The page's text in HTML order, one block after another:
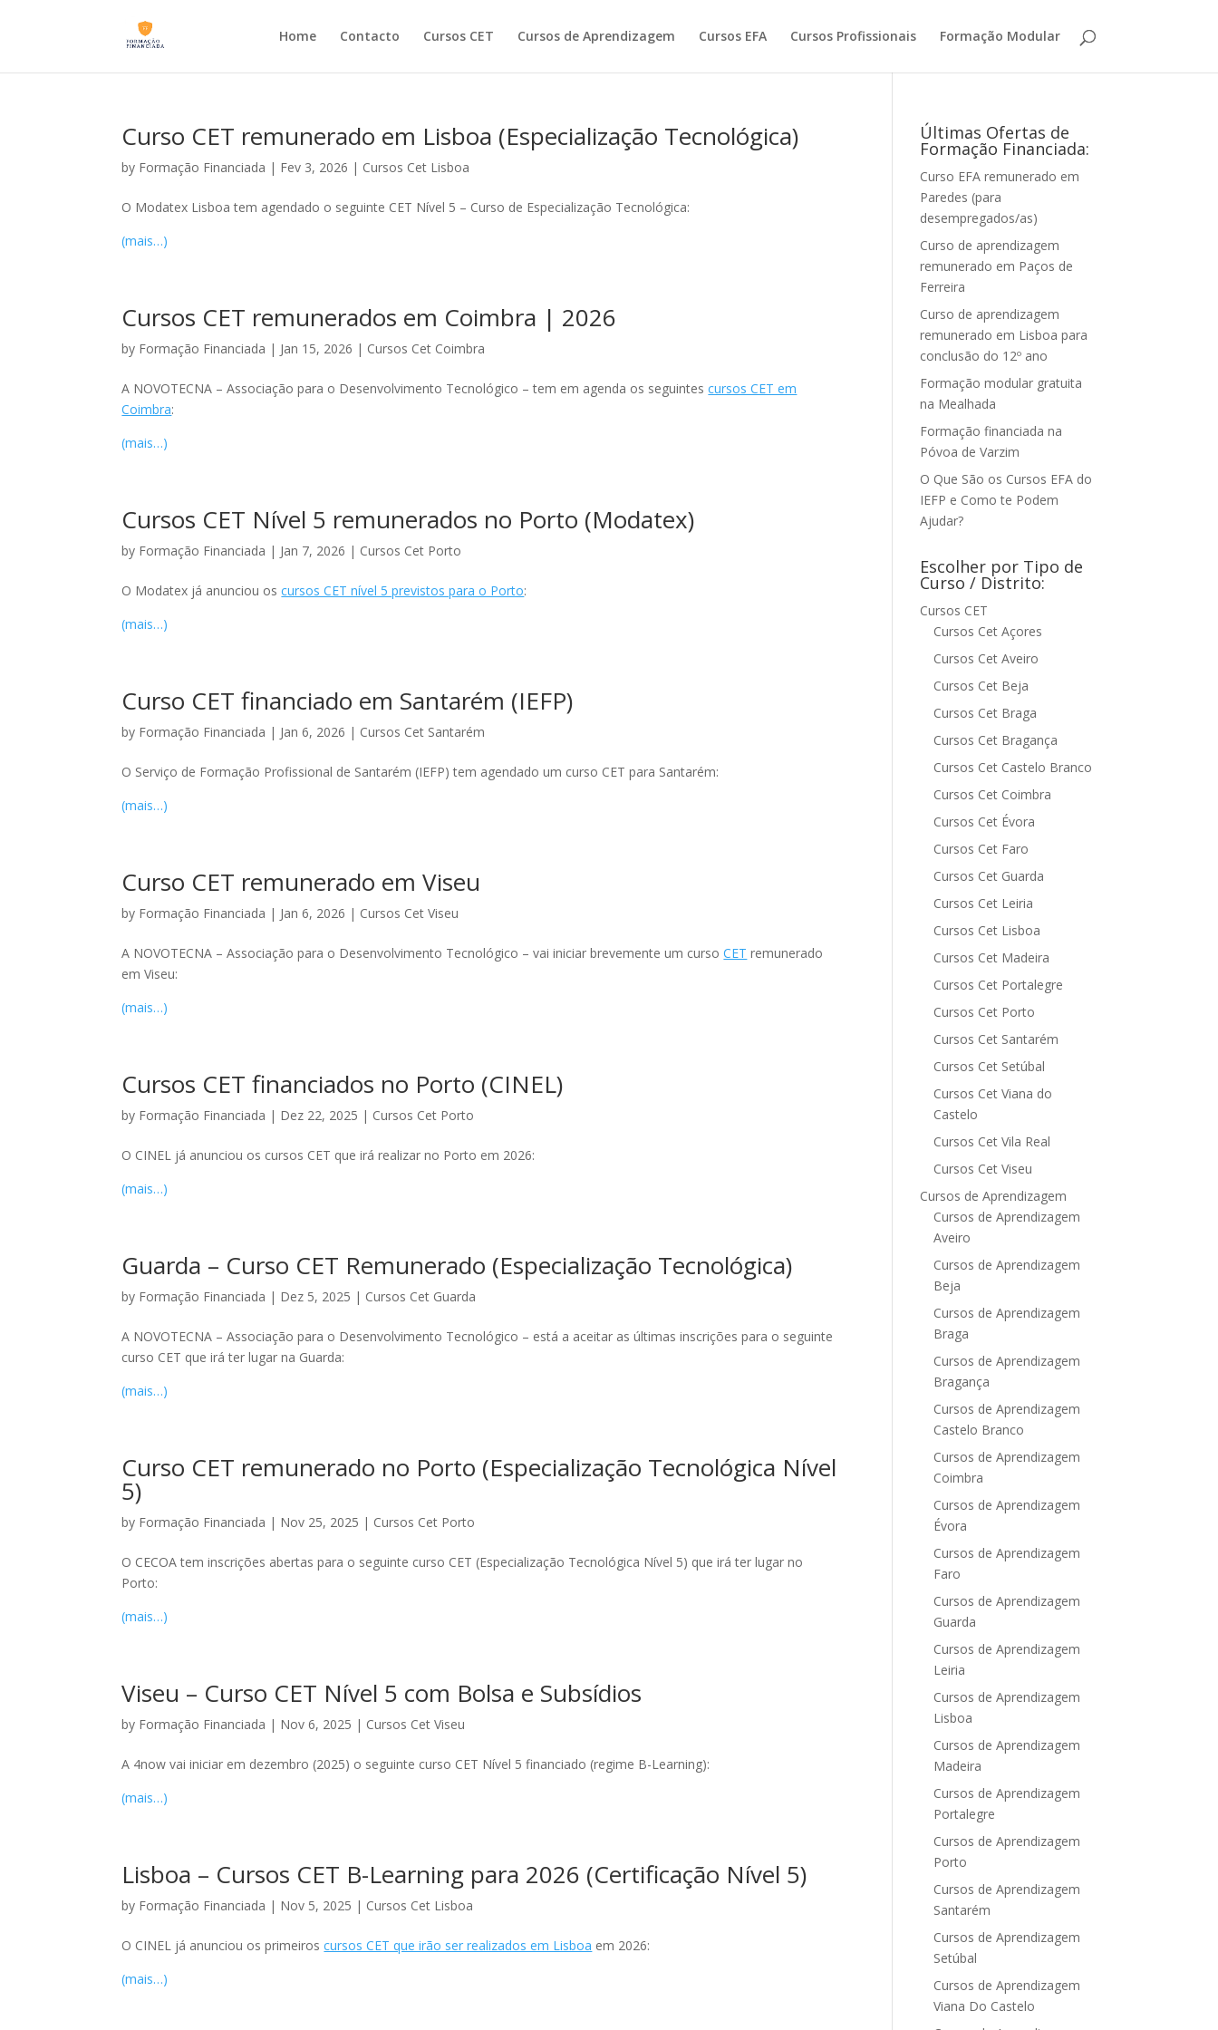
Home Contacto Cursos CET Cursos de Aprendizagem Cursos EFA Cursos Profissionais Formação Modular
Curso CET remunerado em Lisboa (Especialização Tecnológica)
by Formação Financiada | Fev 3, 2026 | Cursos Cet Lisboa
O Modatex Lisboa tem agendado o seguinte CET Nível 5 – Curso de Especialização Tecnológica:
(mais…)
Cursos CET remunerados em Coimbra | 2026
by Formação Financiada | Jan 15, 2026 | Cursos Cet Coimbra
A NOVOTECNA – Associação para o Desenvolvimento Tecnológico – tem em agenda os seguintescursos CET em
Coimbra:
(mais…)
Cursos CET Nível 5 remunerados no Porto (Modatex)
by Formação Financiada | Jan 7, 2026 | Cursos Cet Porto
O Modatex já anunciou oscursos CET nível 5 previstos para o Porto:
(mais…)
Curso CET financiado em Santarém (IEFP)
by Formação Financiada | Jan 6, 2026 | Cursos Cet Santarém
O Serviço de Formação Profissional de Santarém (IEFP) tem agendado um curso CET para Santarém:
(mais…)
Curso CET remunerado em Viseu
by Formação Financiada | Jan 6, 2026 | Cursos Cet Viseu
A NOVOTECNA – Associação para o Desenvolvimento Tecnológico – vai iniciar brevemente um cursoCET remunerado
em Viseu:
(mais…)
Cursos CET financiados no Porto (CINEL)
by Formação Financiada | Dez 22, 2025 | Cursos Cet Porto
O CINEL já anunciou os cursos CET que irá realizar no Porto em 2026:
(mais…)
Guarda – Curso CET Remunerado (Especialização Tecnológica)
by Formação Financiada | Dez 5, 2025 | Cursos Cet Guarda
A NOVOTECNA – Associação para o Desenvolvimento Tecnológico – está a aceitar as últimas inscrições para o seguinte
curso CET que irá ter lugar na Guarda:
(mais…)
Curso CET remunerado no Porto (Especialização Tecnológica Nível
5)
by Formação Financiada | Nov 25, 2025 | Cursos Cet Porto
O CECOA tem inscrições abertas para o seguinte curso CET (Especialização Tecnológica Nível 5) que irá ter lugar no
Porto:
(mais…)
Viseu – Curso CET Nível 5 com Bolsa e Subsídios
by Formação Financiada | Nov 6, 2025 | Cursos Cet Viseu
A 4now vai iniciar em dezembro (2025) o seguinte curso CET Nível 5 financiado (regime B-Learning):
(mais…)
Lisboa – Cursos CET B-Learning para 2026 (Certificação Nível 5)
by Formação Financiada | Nov 5, 2025 | Cursos Cet Lisboa
O CINEL já anunciou os primeiroscursos CET que irão ser realizados em Lisboa em 2026:
(mais…)
Últimas Ofertas de
Formação Financiada:
Curso EFA remunerado em
Paredes (para
desempregados/as)
Curso de aprendizagem
remunerado em Paços de
Ferreira
Curso de aprendizagem
remunerado em Lisboa para
conclusão do 12º ano
Formação modular gratuita
na Mealhada
Formação financiada na
Póvoa de Varzim
O Que São os Cursos EFA do
IEFP e Como te Podem
Ajudar?
Escolher por Tipo de
Curso / Distrito:
Cursos CET
Cursos Cet Açores
Cursos Cet Aveiro
Cursos Cet Beja
Cursos Cet Braga
Cursos Cet Bragança
Cursos Cet Castelo Branco
Cursos Cet Coimbra
Cursos Cet Évora
Cursos Cet Faro
Cursos Cet Guarda
Cursos Cet Leiria
Cursos Cet Lisboa
Cursos Cet Madeira
Cursos Cet Portalegre
Cursos Cet Porto
Cursos Cet Santarém
Cursos Cet Setúbal
Cursos Cet Viana do
Castelo
Cursos Cet Vila Real
Cursos Cet Viseu
Cursos de Aprendizagem
Cursos de Aprendizagem
Aveiro
Cursos de Aprendizagem
Beja
Cursos de Aprendizagem
Braga
Cursos de Aprendizagem
Bragança
Cursos de Aprendizagem
Castelo Branco
Cursos de Aprendizagem
Coimbra
Cursos de Aprendizagem
Évora
Cursos de Aprendizagem
Faro
Cursos de Aprendizagem
Guarda
Cursos de Aprendizagem
Leiria
Cursos de Aprendizagem
Lisboa
Cursos de Aprendizagem
Madeira
Cursos de Aprendizagem
Portalegre
Cursos de Aprendizagem
Porto
Cursos de Aprendizagem
Santarém
Cursos de Aprendizagem
Setúbal
Cursos de Aprendizagem
Viana Do Castelo